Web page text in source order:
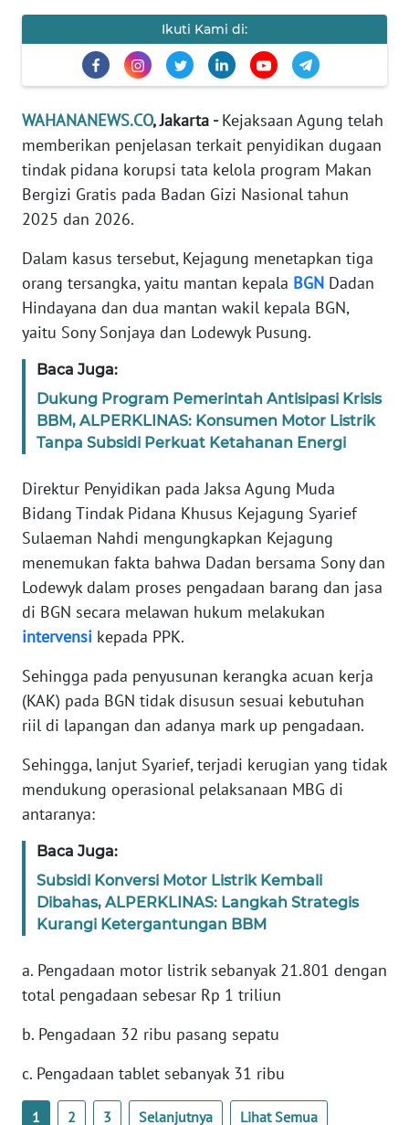
Ikuti Kami di:
WAHANANEWS.CO, Jakarta -Kejaksaan Agung telah
memberikan penjelasan terkait penyidikan dugaan
tindak pidana korupsi tata kelola program Makan
Bergizi Gratis pada Badan Gizi Nasional tahun
2025 dan 2026.
Dalam kasus tersebut, Kejagung menetapkan tiga
orang tersangka, yaitu mantan kepala BGN Dadan
Hindayana dan dua mantan wakil kepala BGN,
yaitu Sony Sonjaya dan Lodewyk Pusung.
Baca Juga:
Dukung Program Pemerintah Antisipasi Krisis
BBM, ALPERKLINAS: Konsumen Motor Listrik
Tanpa Subsidi Perkuat Ketahanan Energi
Direktur Penyidikan pada Jaksa Agung Muda
Bidang Tindak Pidana Khusus Kejagung Syarief
Sulaeman Nahdi mengungkapkan Kejagung
menemukan fakta bahwa Dadan bersama Sony dan
Lodewyk dalam proses pengadaan barang dan jasa
di BGN secara melawan hukum melakukan
intervensi kepada PPK.
Sehingga pada penyusunan kerangka acuan kerja
(KAK) pada BGN tidak disusun sesuai kebutuhan
riil di lapangan dan adanya mark up pengadaan.
Sehingga, lanjut Syarief, terjadi kerugian yang tidak
mendukung operasional pelaksanaan MBG di
antaranya:
Baca Juga:
Subsidi Konversi Motor Listrik Kembali
Dibahas, ALPERKLINAS: Langkah Strategis
Kurangi Ketergantungan BBM
a. Pengadaan motor listrik sebanyak 21.801 dengan
total pengadaan sebesar Rp 1 triliun
b. Pengadaan 32 ribu pasang sepatu
c. Pengadaan tablet sebanyak 31 ribu
1 2 3 Selanjutnya Lihat Semua
SERBA-SERBI
PENDIDIKAN
OLAHRAGA
OPINI
EDITORIAL
Informasi
BERITA
KONTAK
KAMI
INFO
IKLAN
PEDOMAN
MEDIA
REDAKSI
KARIR
DISCLAIMER
Wahana
Regional
WN
WN